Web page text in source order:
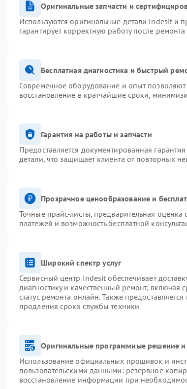
Оригинальные запчасти и
Используются оригинальные детали Indesit и
гарантирует корректную работу после
Бесплатная диагностика и быстрый
Современное оборудование и опыт позволяют
восстановление в кратчайшие сроки,
Гарантия на работы и запчасти
Предоставляется документированная
детали, что защищает клиента от повторных
Прозрачное ценообразование и
Точные прайс-листы, предварительная оценка
платежей и возможность бесплатной
Широкий спектр услуг
Сервисный центр Indesit обеспечивает
диагностику и качественный ремонт, включая
статус ремонта онлайн. Также
продления срока службы техники
Оригинальные программные решение
Использование официальных прошивок и
пользовательскими данными: резервное
восстановление информации при